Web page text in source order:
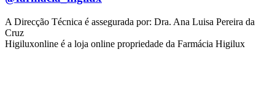
A Direcção Técnica é assegurada por: Dra. Ana Luisa Pereira da
Cruz
Higiluxonline é a loja online propriedade da Farmácia Higilux